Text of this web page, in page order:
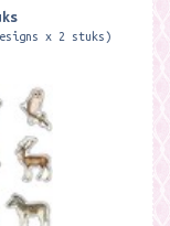
x 2 stuks)